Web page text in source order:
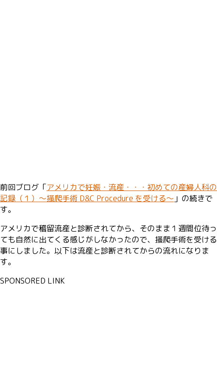
前回ブログ「アメリカで妊娠・流産・・・初めての産婦人科の
記録（１）〜掻爬手術 D&C Procedure を受ける〜 」の続きで
す。
アメリカで稽留流産と診断されてから、そのまま１週間位待っ
ても自然に出てくる感じがしなかったので、掻爬手術を受ける
事にしました。以下は流産と診断されてからの流れになりま
す。
SPONSORED LINK